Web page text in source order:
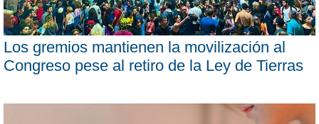
Los gremios mantienen la movilización al
Congreso pese al retiro de la Ley de Tierras